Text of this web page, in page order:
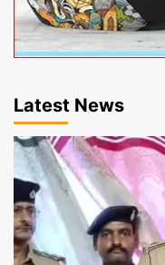
Latest News